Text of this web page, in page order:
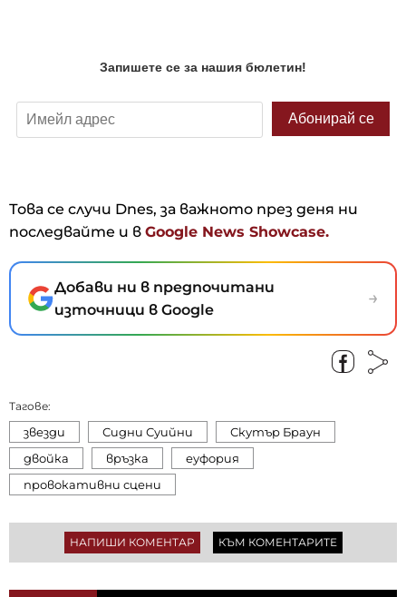
Това се случи Dnes, за важното през деня ни
последвайте и в Google News Showcase.
Добави ни в предпочитани
източници в Google
→
Тагове:
звезди Сидни Суийни
Скутър Браун
двойка
връзка
еуфория
провокативни сцени
НАПИШИ КОМЕНТАР КЪМ КОМЕНТАРИТЕ